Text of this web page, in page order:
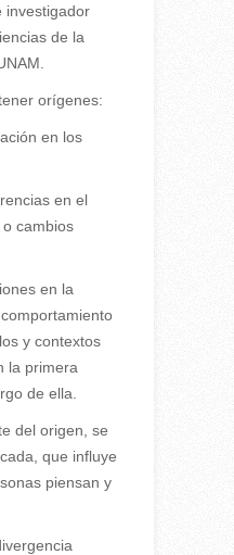
investigador
de la
orígenes:
en los
en el
cambios
en la
y contextos
la primera
de ella.
del origen, se
que influye
piensan y